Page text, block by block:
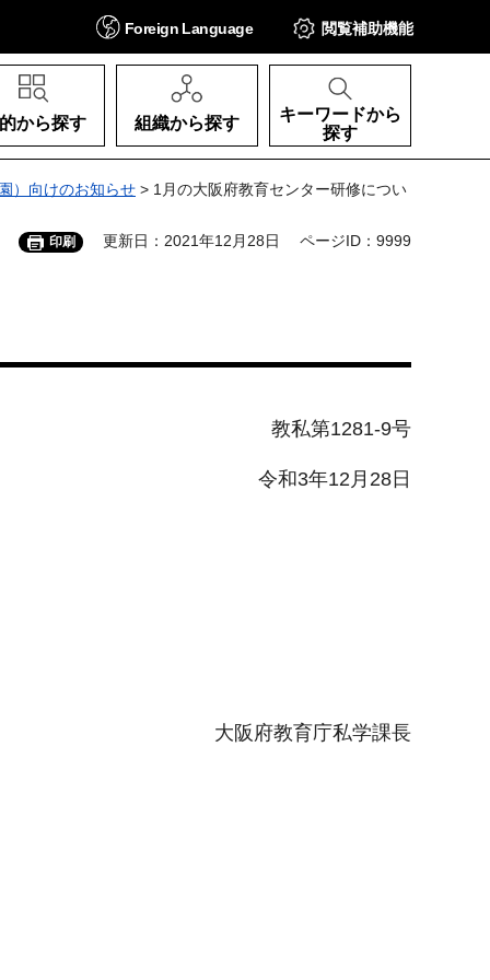
Foreign Language 閲覧補助機能
から探す 組織から探す
キーワードから
探す
）向けのお知らせ > 1月の大阪府教育センター研修につい
印刷 更新日：2021年12月28日 ページID：9999
教私第1281-9号
令和3年12月28日
大阪府教育庁私学課長